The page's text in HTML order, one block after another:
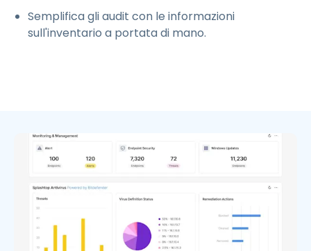
Semplifica gli audit con le informazioni
sull'inventario a portata di mano.